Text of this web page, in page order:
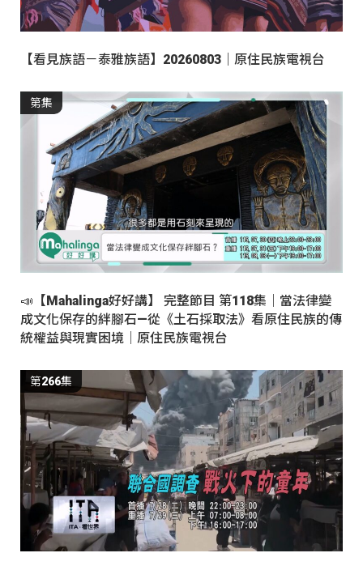
【看見族語－泰雅族語】20260803｜原住民族電視台
第集
📣【Mahalinga好好講】 完整節目 第118集｜當法律變
成文化保存的絆腳石—從《土石採取法》看原住民族的傳
統權益與現實困境｜原住民族電視台
第266集